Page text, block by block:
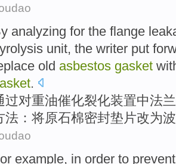
analyzing for the flange
unit, the writer put
old asbestos gasket
.
过对重油催化裂化装置中法兰
法 ：将原石棉密封垫片改为
example, in order to prevent